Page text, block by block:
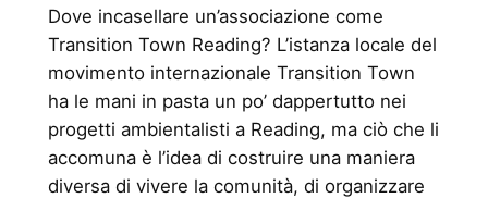
Dove incasellare un’associazione come
Transition Town Reading? L’istanza locale del
movimento internazionale Transition Town
ha le mani in pasta un po’ dappertutto nei
progetti ambientalisti a Reading, ma ciò che li
accomuna è l’idea di costruire una maniera
diversa di vivere la comunità, di organizzare